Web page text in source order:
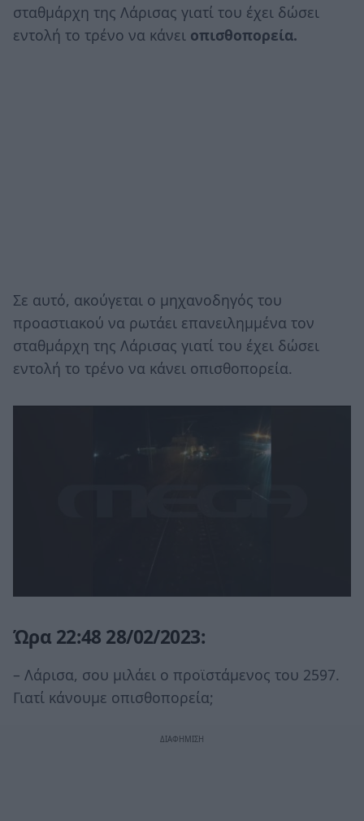
σταθμάρχη της Λάρισας γιατί του έχει δώσει
εντολή το τρένο να κάνει οπισθοπορεία.
Σε αυτό, ακούγεται ο μηχανοδηγός του
προαστιακού να ρωτάει επανειλημμένα τον
σταθμάρχη της Λάρισας γιατί του έχει δώσει
εντολή το τρένο να κάνει οπισθοπορεία.
Ώρα 22:48 28/02/2023:
– Λάρισα, σου μιλάει ο προϊστάμενος του 2597.
Γιατί κάνουμε οπισθοπορεία;